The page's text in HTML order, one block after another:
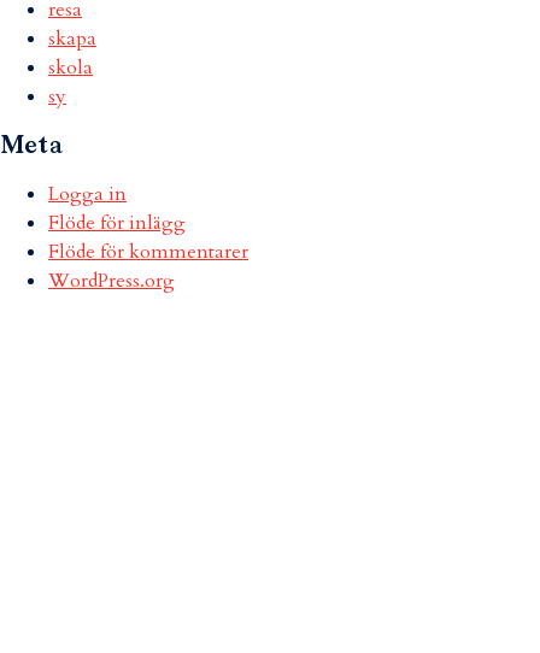
resa
skapa
skola
sy
Meta
Logga in
Flöde för inlägg
Flöde för kommentarer
WordPress.org